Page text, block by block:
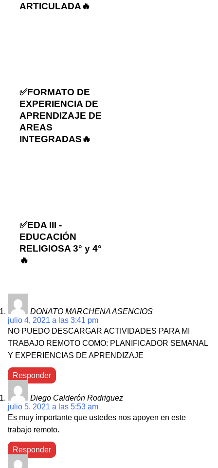
ARTICULADA🔥
✅FORMATO DE
EXPERIENCIA DE
APRENDIZAJE DE
AREAS
INTEGRADAS🔥
✅EDA III -
EDUCACIÓN
RELIGIOSA 3° y 4°
🔥
DONATO MARCHENA ASENCIOS
julio 4, 2021 a las 3:41 pm
NO PUEDO DESCARGAR ACTIVIDADES PARA MI
TRABAJO REMOTO COMO: PLANIFICADOR SEMANAL
Y EXPERIENCIAS DE APRENDIZAJE
Responder
Diego Calderón Rodriguez
julio 5, 2021 a las 5:53 am
Es muy importante que ustedes nos apoyen en este
trabajo remoto.
Responder